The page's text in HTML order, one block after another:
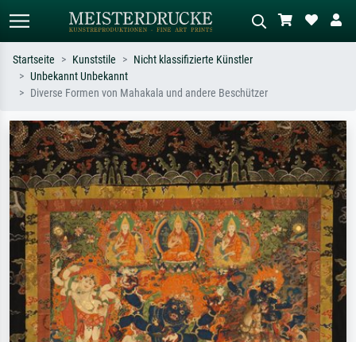
Standardsuche KI-Bildersuche
oder Stilen – z.B. Monet,
Sternennacht, Impressionismus, Welle
Hokusai, Akt.
Wiese, Abstrakt mit viel Rot, Dunkles
Ölgemälde, Stehender Akt neben einem
Baum.
Startseite Kunststile
Nicht klassifizierte Künstler
Unbekannt Unbekannt
Diverse Formen von Mahakala und andere Beschützer